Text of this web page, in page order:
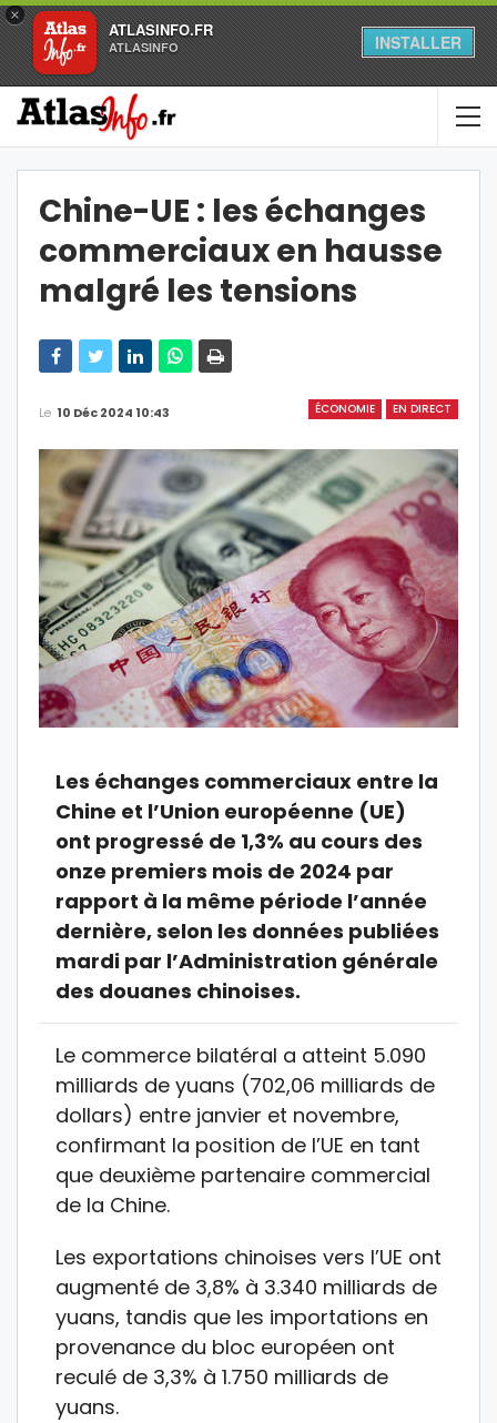
×
ATLASINFO.FR
ATLASINFO INSTALLER
Chine-UE : les échanges
commerciaux en hausse
malgré les tensions
ÉCONOMIE EN DIRECT
Le 10 Déc 2024 10:43
Les échanges commerciaux entre la
Chine et l’Union européenne (UE)
ont progressé de 1,3% au cours des
onze premiers mois de 2024 par
rapport à la même période l’année
dernière, selon les données publiées
mardi par l’Administration générale
des douanes chinoises.
Le commerce bilatéral a atteint 5.090
milliards de yuans (702,06 milliards de
dollars) entre janvier et novembre,
confirmant la position de l’UE en tant
que deuxième partenaire commercial
de la Chine.
Les exportations chinoises vers l’UE ont
augmenté de 3,8% à 3.340 milliards de
yuans, tandis que les importations en
provenance du bloc européen ont
reculé de 3,3% à 1.750 milliards de
yuans.